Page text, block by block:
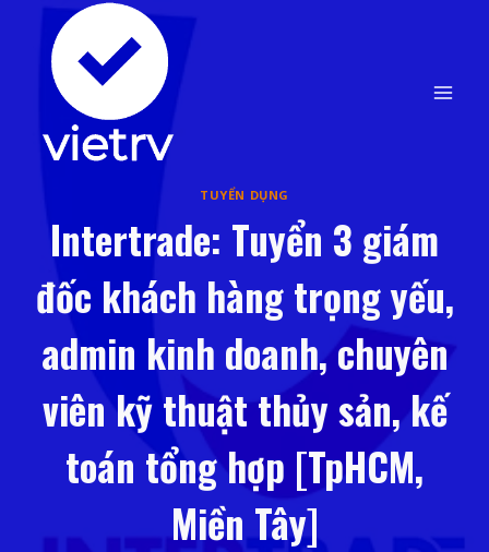
content
TUYỂN DỤNG
Intertrade: Tuyển 3 giám
đốc khách hàng trọng yếu,
admin kinh doanh, chuyên
viên kỹ thuật thủy sản, kế
toán tổng hợp [TpHCM,
Miền Tây]